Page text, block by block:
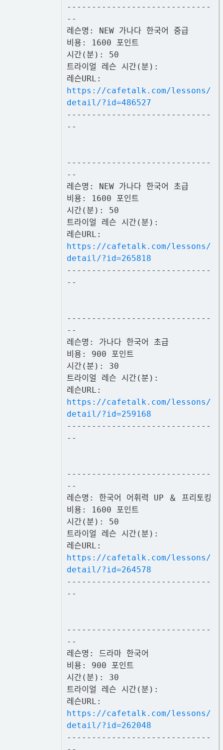
-----------------------------
--
레슨명: NEW 가나다 한국어 중급
비용: 1600 포인트
시간(분): 50
트라이얼 레슨 시간(분):
레슨URL:
https://cafetalk.com/lessons/
detail/?id=486527
-----------------------------
--
-----------------------------
--
레슨명: NEW 가나다 한국어 초급
비용: 1600 포인트
시간(분): 50
트라이얼 레슨 시간(분):
레슨URL:
https://cafetalk.com/lessons/
detail/?id=265818
-----------------------------
--
-----------------------------
--
레슨명: 가나다 한국어 초급
비용: 900 포인트
시간(분): 30
트라이얼 레슨 시간(분):
레슨URL:
https://cafetalk.com/lessons/
detail/?id=259168
-----------------------------
--
-----------------------------
--
레슨명: 한국어 어휘력 UP ＆ 프리토킹
비용: 1600 포인트
시간(분): 50
트라이얼 레슨 시간(분):
레슨URL:
https://cafetalk.com/lessons/
detail/?id=264578
-----------------------------
--
-----------------------------
--
레슨명: 드라마 한국어
비용: 900 포인트
시간(분): 30
트라이얼 레슨 시간(분):
레슨URL:
https://cafetalk.com/lessons/
detail/?id=262048
-----------------------------